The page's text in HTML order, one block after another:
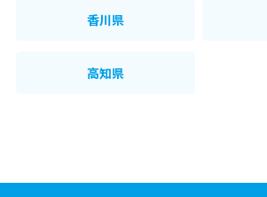
香川県
高知県